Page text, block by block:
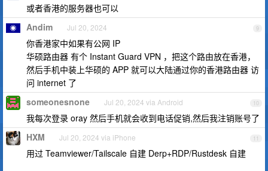
或者香港的服务器也可以
9
Andim Jul 20, 2024
你香港家中如果有公网 IP
华硕路由器 有个 Instant Guard VPN ，把这个路由放在香港，
然后手机中装上华硕的 APP 就可以大陆通过你的香港路由器 访
问 internet 了
10
someonesnone Jul 20, 2024 via Android
我每次登录 oray 然后手机就会收到电话促销,然后我注销账号了
11
HXM Jul 20, 2024 via iPhone
用过 Teamviewer/Tailscale 自建 Derp+RDP/Rustdesk 自建